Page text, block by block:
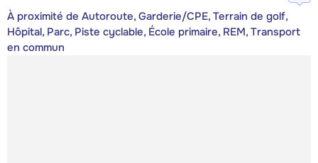
À proximité de Autoroute, Garderie/CPE, Terrain de golf,
Hôpital, Parc, Piste cyclable, École primaire, REM, Transport
en commun